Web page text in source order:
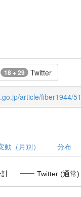
18 + 29 Twitter
article/fiber1944/
動（月別） 分布
計 Twitter (通常)